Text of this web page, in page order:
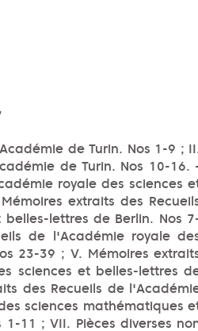
de Turin. Nos 1-9 ;
de Turin. Nos 10-16.
royale des sciences
extraits des
lettres de Berlin. Nos
de l'Académie royale
23-39 ; V. Mémoires
sciences et belles-lettres
des Recueils de
sciences mathématiques
11 ; VII. Pièces diverses